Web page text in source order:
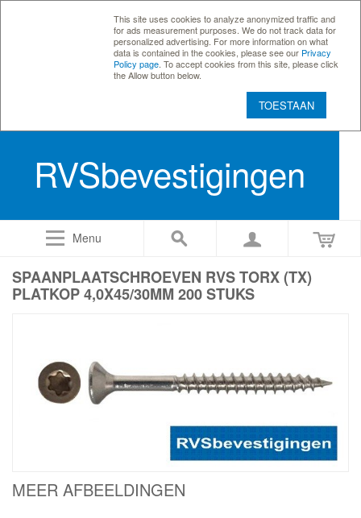
This site uses cookies to analyze anonymized traffic and
for ads measurement purposes. We do not track data for
personalized advertising. For more information on what
data is contained in the cookies, please see our Privacy
Policy page . To accept cookies from this site, please click
the Allow button below.
TOESTAAN
RVSbevestigingen
Menu
SPAANPLAATSCHROEVEN RVS TORX (TX)
PLATKOP 4,0X45/30MM 200 STUKS
MEER AFBEELDINGEN